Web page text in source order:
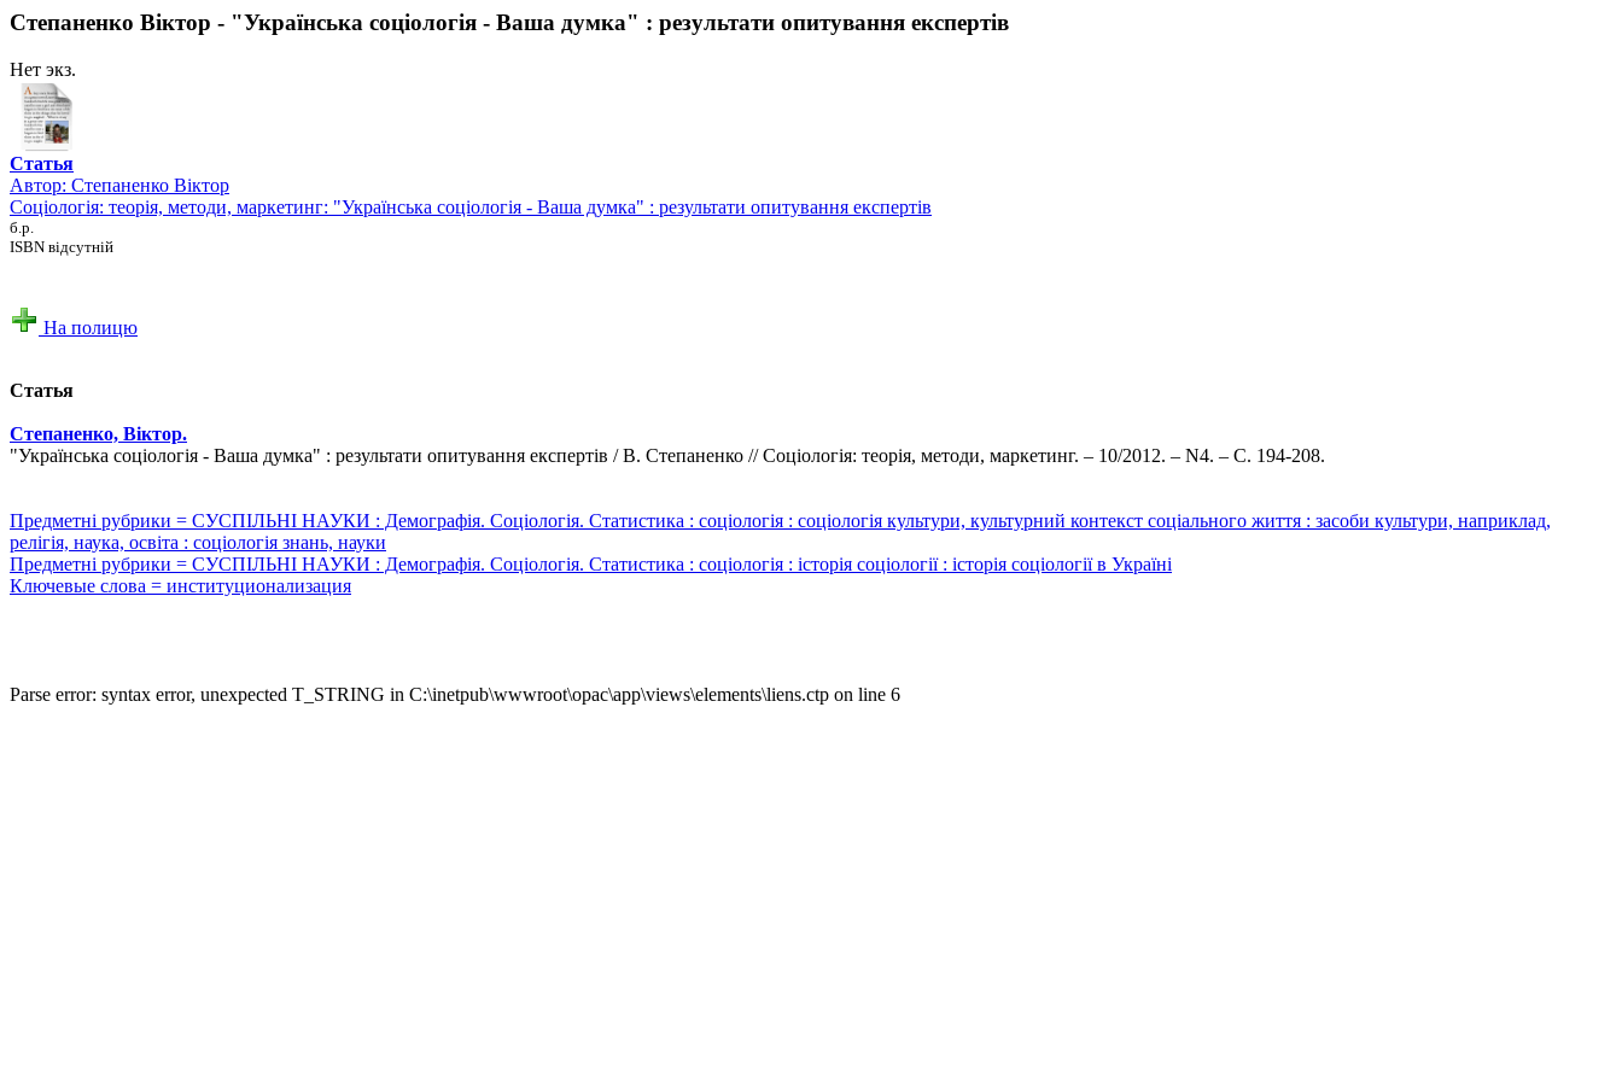
Степаненко Віктор - "Українська соціологія - Ваша думка" : результати опитування експертів
Нет экз.
Статья
Автор: Степаненко Віктор
Соціологія: теорія, методи, маркетинг: "Українська соціологія - Ваша думка" : результати опитування експертів
б.р.
ISBN відсутній
На полицю
Статья
Степаненко, Віктор.
"Українська соціологія - Ваша думка" : результати опитування експертів / В. Степаненко // Соціологія: теорія, методи, маркетинг. – 10/2012. – N4. – С. 194-208.
Предметні рубрики = СУСПІЛЬНІ НАУКИ : Демографія. Соціологія. Статистика : соціологія : соціологія культури, культурний контекст соціального життя : засоби культури, наприклад,
релігія, наука, освіта : соціологія знань, науки
Предметні рубрики = СУСПІЛЬНІ НАУКИ : Демографія. Соціологія. Статистика : соціологія : історія соціології : історія соціології в Україні
Ключевые слова = институционализация
Parse error: syntax error, unexpected T_STRING in C:\inetpub\wwwroot\opac\app\views\elements\liens.ctp on line 6